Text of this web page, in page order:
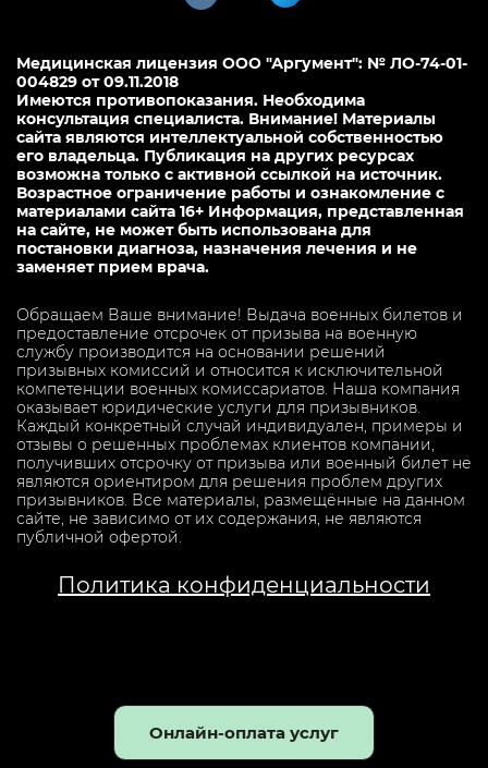
Медицинская лицензия ООО "Аргумент": № ЛО-74-01-
004829 от 09.11.2018
Имеются противопоказания. Необходима
консультация специалиста. Внимание! Материалы
сайта являются интеллектуальной собственностью
его владельца. Публикация на других ресурсах
возможна только с активной ссылкой на источник.
Возрастное ограничение работы и ознакомление с
материалами сайта 16+ Информация, представленная
на сайте, не может быть использована для
постановки диагноза, назначения лечения и не
заменяет прием врача.
Обращаем Ваше внимание! Выдача военных билетов и
предоставление отсрочек от призыва на военную
службу производится на основании решений
призывных комиссий и относится к исключительной
компетенции военных комиссариатов. Наша компания
оказывает юридические услуги для призывников.
Каждый конкретный случай индивидуален, примеры и
отзывы о решенных проблемах клиентов компании,
получивших отсрочку от призыва или военный билет не
являются ориентиром для решения проблем других
призывников. Все материалы, размещённые на данном
сайте, не зависимо от их содержания, не являются
публичной офертой.
Политика конфиденциальности
Онлайн-оплата услуг